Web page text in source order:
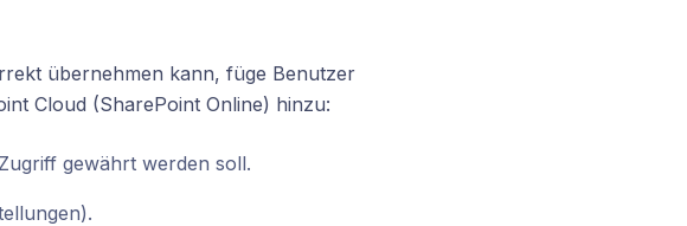
übernehmen kann, füge Benutzer
Cloud (SharePoint Online) hinzu:
gewährt werden soll.